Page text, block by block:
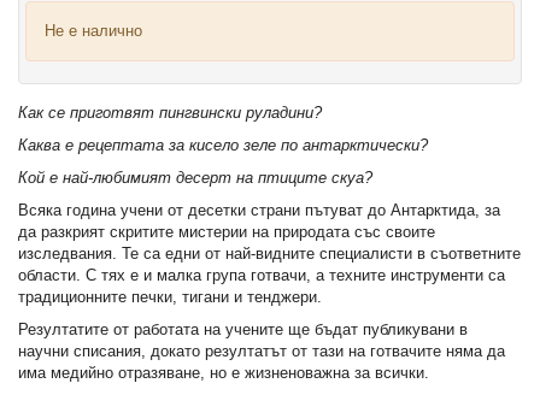
Не е налично
Как се приготвят пингвински руладини?
Каква е рецептата за кисело зеле по антарктически?
Кой е най-любимият десерт на птиците скуа?
Всяка година учени от десетки страни пътуват до Антарктида, за
да разкрият скритите мистерии на природата със своите
изследвания. Те са едни от най-видните специалисти в съответните
области. С тях е и малка група готвачи, а техните инструменти са
традиционните печки, тигани и тенджери.
Резултатите от работата на учените ще бъдат публикувани в
научни списания, докато резултатът от тази на готвачите няма да
има медийно отразяване, но е жизненоважна за всички.